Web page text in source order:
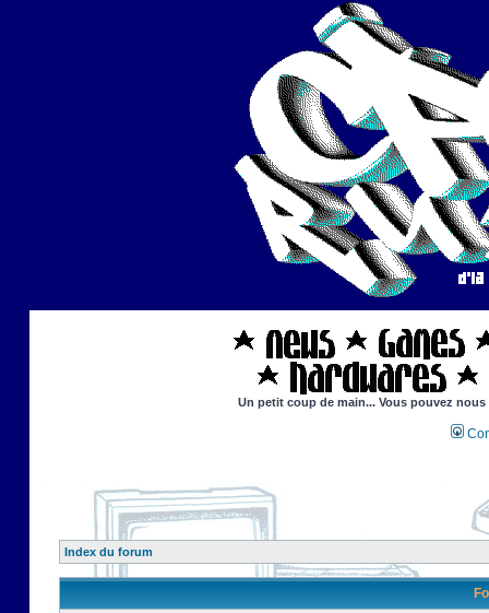
Un petit coup de main... Vous pouvez
Index du forum